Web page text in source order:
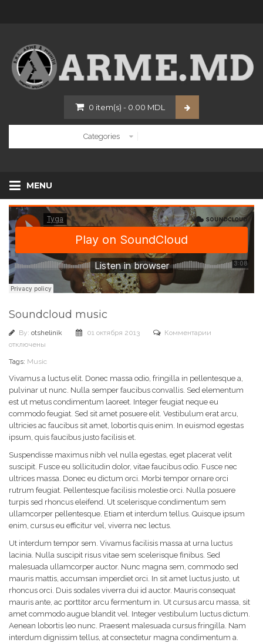
0 item(s) - 0.00 MDL
MENU
Soundcloud music
By: otshelinik 01 октября 2013 Комментарии
отключены
Tags: Music
Vivamus a luctus elit. Donec massa odio, fringilla in pellentesque a,
pulvinar ut nunc. Nulla semper faucibus convallis. Sed elementum
est ut metus condimentum laoreet. Integer feugiat neque eu
commodo feugiat. Sed sit amet posuere elit. Vestibulum erat arcu,
ultricies ac faucibus sit amet, lobortis quis enim. In euismod egestas
ipsum, quis faucibus justo facilisis et.
Suspendisse maximus nibh vel nulla egestas, eget placerat velit
suscipit. Fusce eu sollicitudin dolor, vitae faucibus odio. Fusce nec
ultrices massa. Donec eu dictum orci. Morbi tempor ornare orci
rutrum feugiat. Pellentesque facilisis molestie orci. Nulla posuere
turpis sed rhoncus eleifend. Ut scelerisque condimentum sem
ullamcorper pellentesque. Etiam et interdum tellus. Quisque ipsum
enim, cursus eu efficitur vel, viverra nec lectus.
Ut interdum tempor sem. Vivamus facilisis massa at urna luctus
lacinia. Nulla suscipit risus vitae sem scelerisque finibus. Sed
malesuada ullamcorper auctor. Nunc magna sem, commodo sed
mauris mattis, accumsan imperdiet orci. In sit amet luctus justo, ut
rhoncus orci. Duis sodales viverra dui id auctor. Mauris consequat
mauris ante, ac porttitor arcu fermentum in. Ut cursus arcu massa, sit
amet commodo augue blandit vel. Integer vestibulum luctus dictum.
Aenean lobortis leo nunc. Praesent malesuada cursus fringilla. Nam
interdum dignissim tellus, at consectetur magna condimentum a.